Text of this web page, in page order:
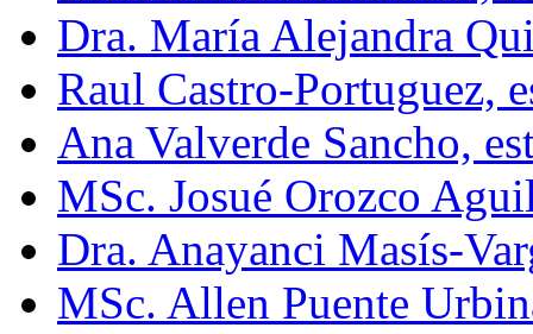
Dra. María Alejandra
Raul Castro-Portuguez,
Ana Valverde Sancho,
MSc. Josué Orozco
Dra. Anayanci Masís-
MSc. Allen Puente